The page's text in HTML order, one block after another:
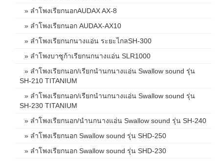
» ลำโพงเรียกนอกAUDAX AX-8
» ลำโพงเรียกนอก AUDAX-AX10
» ลำโพงเรียกนกนางแอ่น ระยะไกลSH-300
» ลำโพงบาซูก้าเรียกนกนางแอ่น SLR1000
» ลำโพงเรียกนอก/เรียกนำนกนางแอ่น Swallow sound รุ่น
SH-210 TITANIUM
» ลำโพงเรียกนอก/เรียกนำนกนางแอ่น Swallow sound รุ่น
SH-230 TITANIUM
» ลำโพงเรียกนอก/นำนกนางแอ่น Swallow sound รุ่น SH-240
» ลำโพงเรียกนอก Swallow sound รุ่น SHD-250
» ลำโพงเรียกนอก Swallow sound รุ่น SHD-230